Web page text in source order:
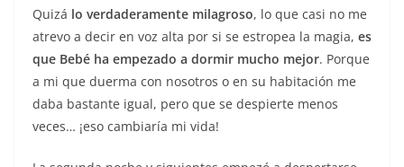
Quizá lo verdaderamente milagroso, lo que casi no me
atrevo a decir en voz alta por si se estropea la magia, es
que Bebé ha empezado a dormir mucho mejor. Porque
a mi que duerma con nosotros o en su habitación me
daba bastante igual, pero que se despierte menos
veces… ¡eso cambiaría mi vida!